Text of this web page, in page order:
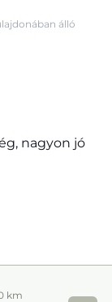
nagyon jó
álló
km